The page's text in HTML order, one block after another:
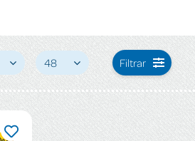
48 Filtrar